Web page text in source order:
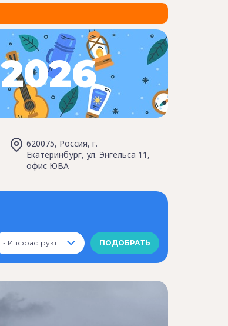
2026
620075, Россия, г.
Екатеринбург, ул. Энгельса 11,
офис ЮВА
- Инфраструктура -